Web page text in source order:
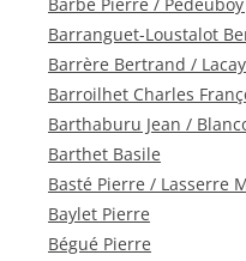
Barranguet-Loustalot
Barrère Bertrand /
Barroilhet Charles
Barthaburu Jean /
Barthet Basile
Basté Pierre / Lasserre
Baylet Pierre
Bégué Pierre